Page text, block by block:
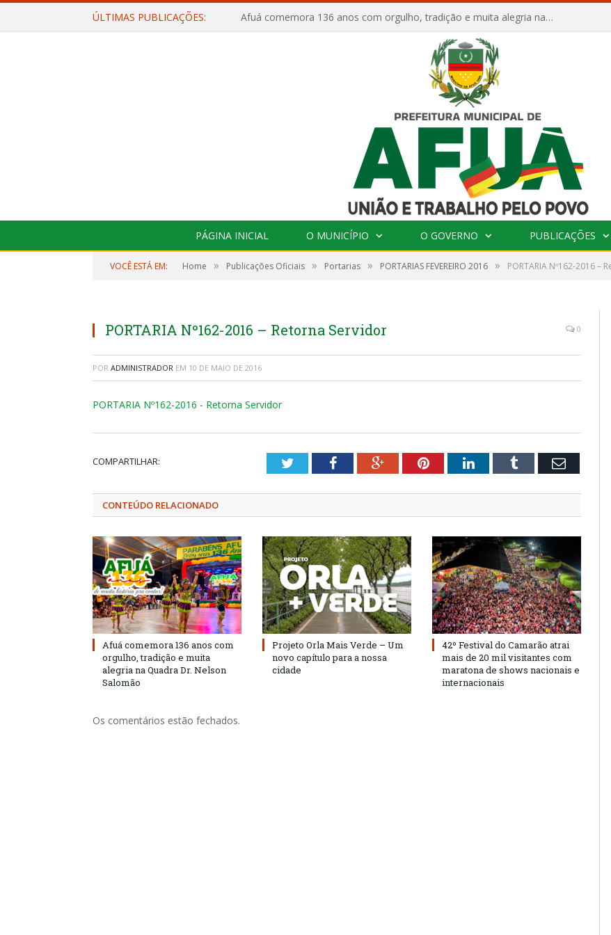
ÚLTIMAS PUBLICAÇÕES: Afuá comemora 136 anos com orgulho, tradição e muita alegria na Quadra Dr. Nelson Salomão
PÁGINA INICIAL O MUNICÍPIO O GOVERNO PUBLICAÇÕES
VOCÊ ESTÁ EM: Home » Publicações Oficiais » Portarias » PORTARIAS FEVEREIRO 2016 » PORTARIA Nº162-2016 –
PORTARIA Nº162-2016 – Retorna Servidor 0
POR ADMINISTRADOR EM 10 DE MAIO DE 2016
PORTARIA Nº162-2016 - Retorna Servidor
COMPARTILHAR: TwitterFacebookGoogle+PinterestLinkedInTumblr Email
CONTEÚDO RELACIONADO
Afuá comemora 136 anos com
orgulho, tradição e muita
alegria na Quadra Dr. Nelson
Salomão
Projeto Orla Mais Verde – Um
novo capítulo para a nossa
cidade
42º Festival do Camarão atrai
mais de 20 mil visitantes com
maratona de shows nacionais e
internacionais
Os comentários estão fechados.